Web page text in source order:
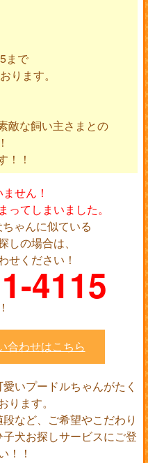
まで
ります。
敵な飼い主さまとの
！！
せん！
ってしまいました。
ゃんに似ている
しの場合は、
せください！
4115
合わせはこちら
いプードルちゃんがたく
ります。
など、ご希望やこだわり
犬お探しサービスにご登
！！